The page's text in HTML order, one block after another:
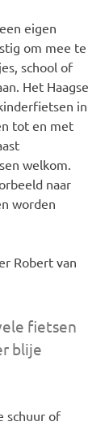
eigen
om mee te
school of
Het Haagse
in
tot en met
welkom.
naar
worden
Robert van
fietsen
blije
schuur of